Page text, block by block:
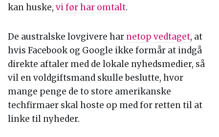
kan huske, vi før har omtalt.
De australske lovgivere har netop vedtaget, at
hvis Facebook og Google ikke formår at indgå
direkte aftaler med de lokale nyhedsmedier, så
vil en voldgiftsmand skulle beslutte, hvor
mange penge de to store amerikanske
techfirmaer skal hoste op med for retten til at
linke til nyheder.